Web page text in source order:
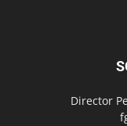
Director